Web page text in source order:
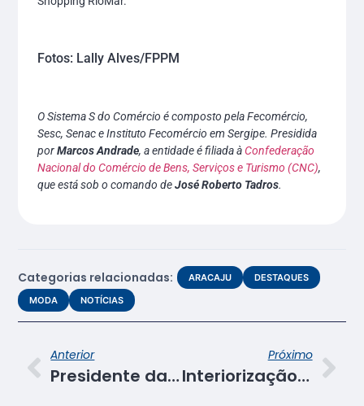
Fotos: Lally Alves/FPPM
O Sistema S do Comércio é composto pela Fecomércio,
Sesc, Senac e Instituto Fecomércio em Sergipe. Presidida
porMarcos Andrade, a entidade é filiada àConfederação
Nacional do Comércio de Bens, Serviços e Turismo (CNC),
que está sob o comando deJosé Roberto Tadros.
Categorias relacionadas: ARACAJU
DESTAQUES
MODA
NOTÍCIAS
Anterior
Presidente da Fecomércio e diretores do Senac e Sesc participam de encontro para implantar cinturão têxtil em Sergipe
Próximo
Interiorização: Estância terá novas unidades do Senac e Sesc